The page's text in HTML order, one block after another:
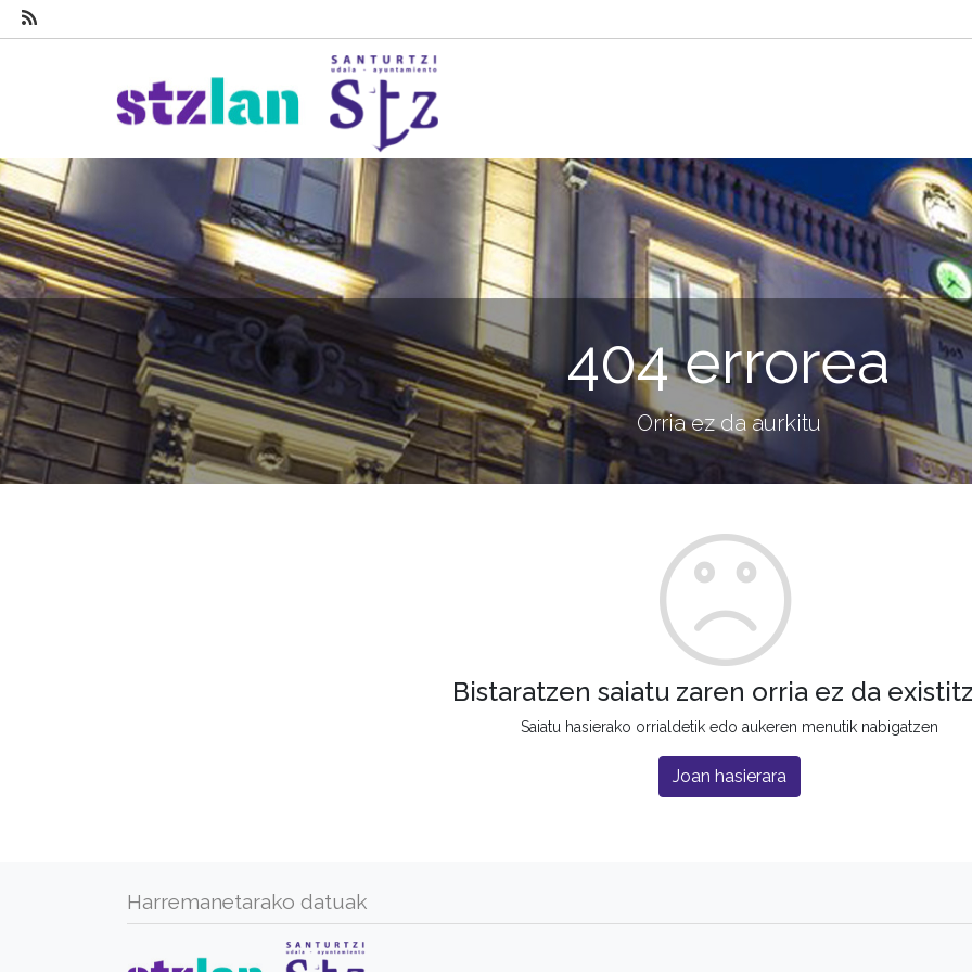
404 errorea
Orria ez da aurkitu
Bistaratzen saiatu zaren orria ez da
Saiatu hasierako orrialdetik edo aukeren menutik nabigatzen
Joan hasierara
Harremanetarako datuak